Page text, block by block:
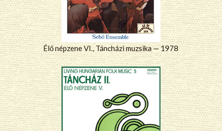
Élő népzene VI., Táncházi muzsika — 1978